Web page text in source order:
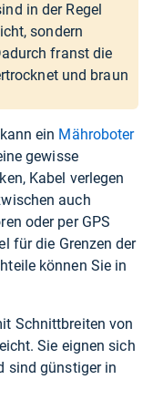
in der Regel
sondern
franst die
und braun
ein Mähroboter
gewisse
Kabel verlegen
auch
oder per GPS
für die Grenzen der
können Sie in
Schnittbreiten von
Sie eignen sich
sind günstiger in